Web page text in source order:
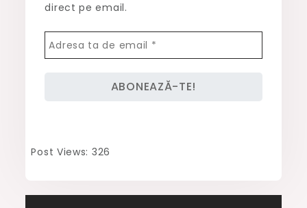
direct pe email.
Post Views: 326